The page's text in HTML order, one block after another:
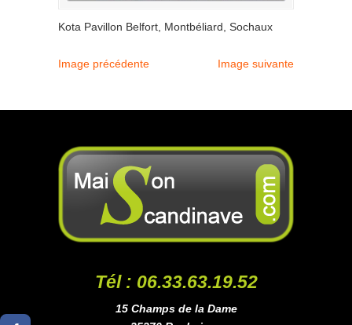
Kota Pavillon Belfort, Montbéliard, Sochaux
Image précédente Image suivante
Tél : 06.33.63.19.52
15 Champs de la Dame